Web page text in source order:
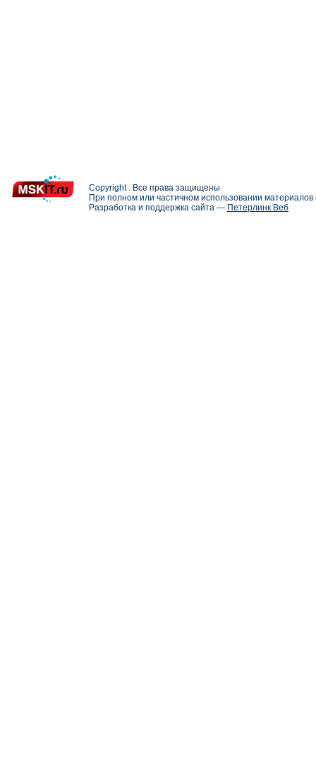
Copyright . Все права защищены
При полном или частичном использовании
Разработка и поддержка сайта — Петерлинк Веб